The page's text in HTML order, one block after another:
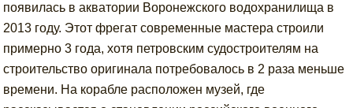
появилась в акватории Воронежского водохранилища в
2013 году. Этот фрегат современные мастера строили
примерно 3 года, хотя петровским судостроителям на
строительство оригинала потребовалось в 2 раза меньше
времени. На корабле расположен музей, где